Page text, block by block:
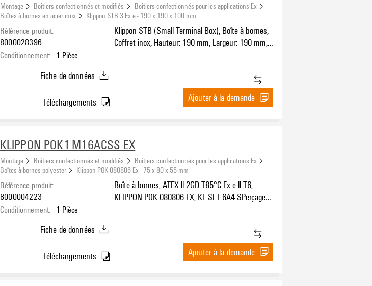
Montage Boîtiers confectionnés et modifiés
Boîtiers confectionnés pour les applications Ex
Boîtes à bornes en acier inox
Klippon STB 3 Ex e - 190 x 190 x 100 mm
Référence produit:
8000028396
Conditionnement: 1 Pièce
Klippon STB (Small Terminal Box), Boîte à bornes,
Coffret inox, Hauteur: 190 mm, Largeur: 190 mm,
Fiche de données
Téléchargements Ajouter à la demande
KLIPPON POK1 M16ACSS EX
Montage Boîtiers confectionnés et modifiés
Boîtiers confectionnés pour les applications Ex
Boîtes à bornes polyester
Klippon POK 080806 Ex - 75 x 80 x 55 mm
Référence produit:
8000004223
Conditionnement: 1 Pièce
Boîte à bornes, ATEX ll 2GD T85°C Ex e ll T6,
KLIPPON POK 080806 EX, KL SET 6A4 SPerçages
Fiche de données
Téléchargements Ajouter à la demande